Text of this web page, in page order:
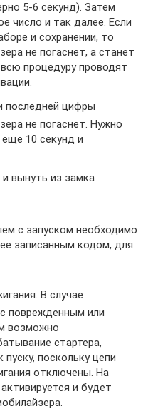
5-6 секунд). Затем
число и так далее. Если
и сохранении, то
не погаснет, а станет
процедуру проводят
последней цифры
не погаснет. Нужно
10 секунд и
вынуть из замка
с запуском необходимо
записанным кодом, для
В случае
поврежденным или
возможно
стартера,
поскольку цепи
отключены. На
и будет